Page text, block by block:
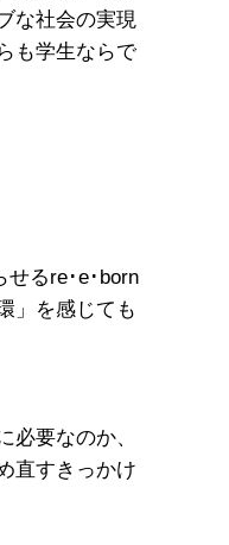
な社会の実現
も学生ならで
せるre･e･born
」を感じても
要なのか、
直すきっかけ